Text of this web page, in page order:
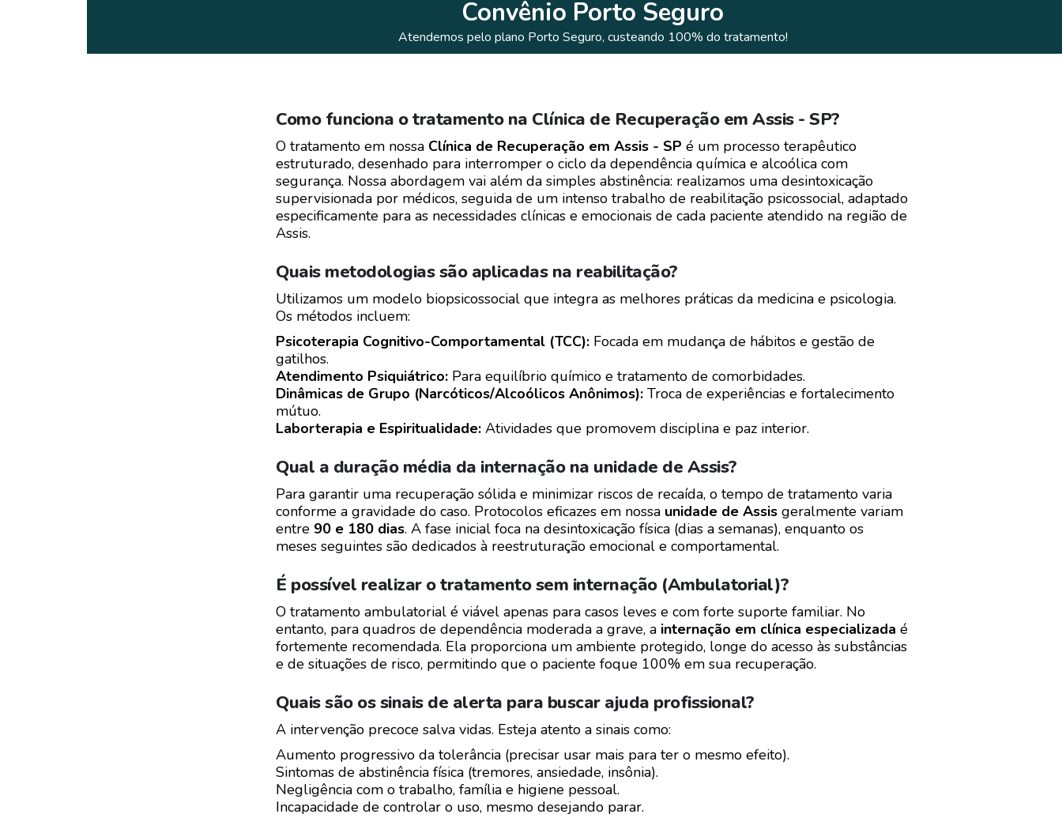
Convênio Porto Seguro
Atendemos pelo plano Porto Seguro, custeando 100% do tratamento!
Como funciona o tratamento na Clínica de Recuperação em Assis - SP?
O tratamento em nossa Clínica de Recuperação em Assis - SP é um processo terapêutico
estruturado, desenhado para interromper o ciclo da dependência química e alcoólica com
segurança. Nossa abordagem vai além da simples abstinência: realizamos uma desintoxicação
supervisionada por médicos, seguida de um intenso trabalho de reabilitação psicossocial, adaptado
especificamente para as necessidades clínicas e emocionais de cada paciente atendido na região de
Assis.
Quais metodologias são aplicadas na reabilitação?
Utilizamos um modelo biopsicossocial que integra as melhores práticas da medicina e psicologia.
Os métodos incluem:
Psicoterapia Cognitivo-Comportamental (TCC): Focada em mudança de hábitos e gestão de
gatilhos.
Atendimento Psiquiátrico: Para equilíbrio químico e tratamento de comorbidades.
Dinâmicas de Grupo (Narcóticos/Alcoólicos Anônimos): Troca de experiências e fortalecimento
mútuo.
Laborterapia e Espiritualidade: Atividades que promovem disciplina e paz interior.
Qual a duração média da internação na unidade de Assis?
Para garantir uma recuperação sólida e minimizar riscos de recaída, o tempo de tratamento varia
conforme a gravidade do caso. Protocolos eficazes em nossa unidade de Assis geralmente variam
entre 90 e 180 dias. A fase inicial foca na desintoxicação física (dias a semanas), enquanto os
meses seguintes são dedicados à reestruturação emocional e comportamental.
É possível realizar o tratamento sem internação (Ambulatorial)?
O tratamento ambulatorial é viável apenas para casos leves e com forte suporte familiar. No
entanto, para quadros de dependência moderada a grave, a internação em clínica especializada é
fortemente recomendada. Ela proporciona um ambiente protegido, longe do acesso às substâncias
e de situações de risco, permitindo que o paciente foque 100% em sua recuperação.
Quais são os sinais de alerta para buscar ajuda profissional?
A intervenção precoce salva vidas. Esteja atento a sinais como:
Aumento progressivo da tolerância (precisar usar mais para ter o mesmo efeito).
Sintomas de abstinência física (tremores, ansiedade, insônia).
Negligência com o trabalho, família e higiene pessoal.
Incapacidade de controlar o uso, mesmo desejando parar.